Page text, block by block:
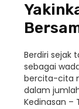
Berdiri sejak
sebagai
bercita-cita
dalam
Kedinasan –